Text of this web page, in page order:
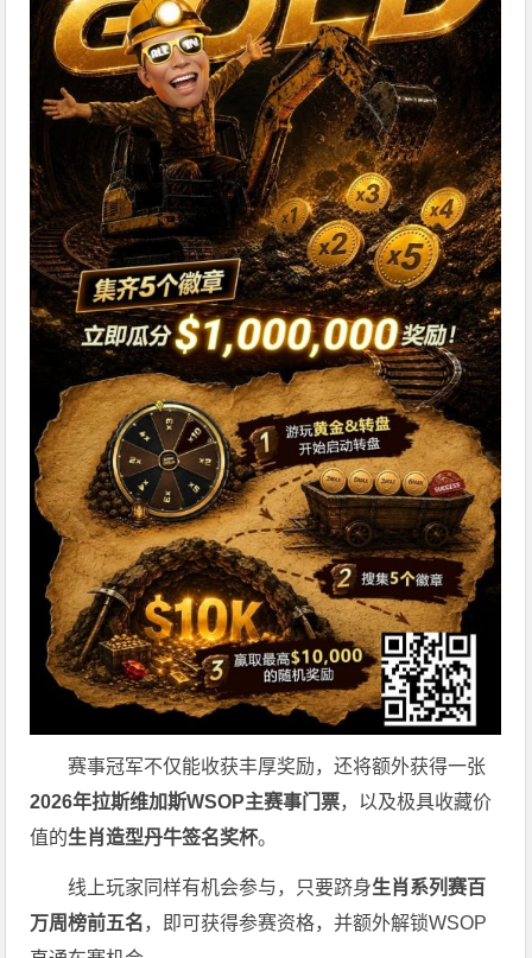
赛事冠军不仅能收获丰厚奖励，还将额外获得一张
2026年拉斯维加斯WSOP主赛事门票，以及极具收藏价
值的生肖造型丹牛签名奖杯。
线上玩家同样有机会参与，只要跻身生肖系列赛百
万周榜前五名，即可获得参赛资格，并额外解锁WSOP